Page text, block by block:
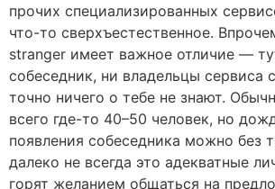
прочих специализированных
что-то сверхъестественное.
stranger имеет важное отличие —
собеседник, ни владельцы сервиса
точно ничего о тебе не знают.
всего где-то 40–50 человек, но
появления собеседника можно без
далеко не всегда это адекватные
горят желанием общаться на